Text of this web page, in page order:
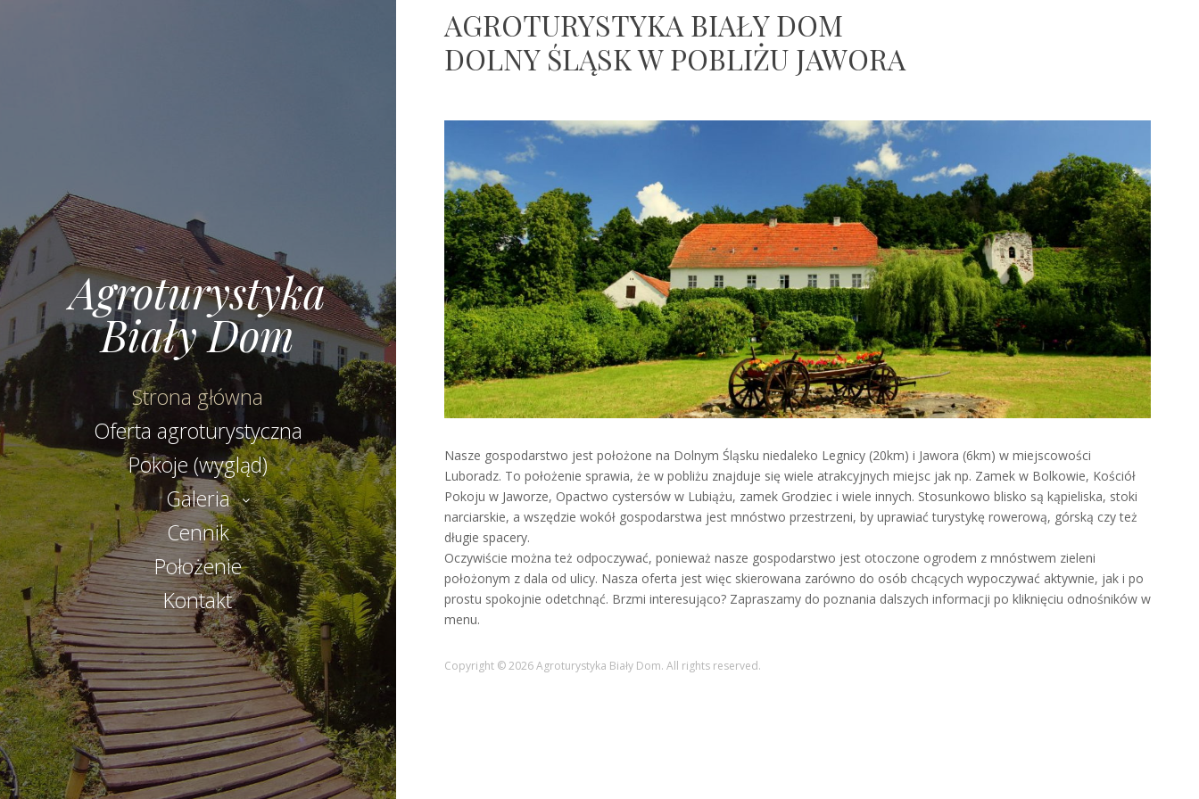
Agroturystyka
Biały Dom
Strona główna
Oferta agroturystyczna
Pokoje (wygląd)
Galeria
Cennik
Położenie
Kontakt
AGROTURYSTYKA BIAŁY DOM
DOLNY ŚLĄSK W POBLIŻU JAWORA
Nasze gospodarstwo jest położone na Dolnym Śląsku niedaleko Legnicy (20km) i Jawora (6km) w miejscowości
Luboradz. To położenie sprawia, że w pobliżu znajduje się wiele atrakcyjnych miejsc jak np. Zamek w Bolkowie, Kościół
Pokoju w Jaworze, Opactwo cystersów w Lubiążu, zamek Grodziec i wiele innych. Stosunkowo blisko są kąpieliska, stoki
narciarskie, a wszędzie wokół gospodarstwa jest mnóstwo przestrzeni, by uprawiać turystykę rowerową, górską czy też
długie spacery.
Oczywiście można też odpoczywać, ponieważ nasze gospodarstwo jest otoczone ogrodem z mnóstwem zieleni
położonym z dala od ulicy. Nasza oferta jest więc skierowana zarówno do osób chcących wypoczywać aktywnie, jak i po
prostu spokojnie odetchnąć. Brzmi interesująco? Zapraszamy do poznania dalszych informacji po kliknięciu odnośników w
menu.
Copyright © 2026 Agroturystyka Biały Dom. All rights reserved.